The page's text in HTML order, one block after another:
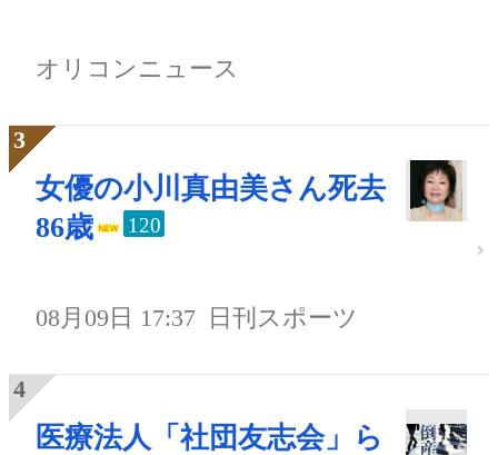
オリコンニュース
女優の小川真由美さん死去
86歳
120
08月09日 17:37 日刊スポーツ
医療法人「社団友志会」ら